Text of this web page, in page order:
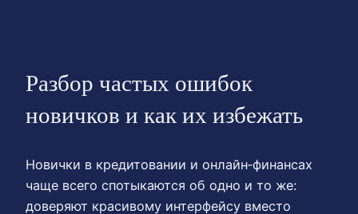
Разбор частых ошибок
новичков и как их избежать
Новички в кредитовании и онлайн‑финансах
чаще всего спотыкаются об одно и то же:
доверяют красивому интерфейсу вместо